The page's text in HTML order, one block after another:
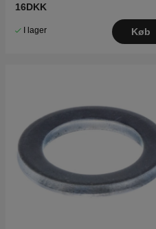
16DKK
I lager Køb